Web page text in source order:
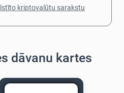
kriptovalūtu sarakstu
dāvanu kartes